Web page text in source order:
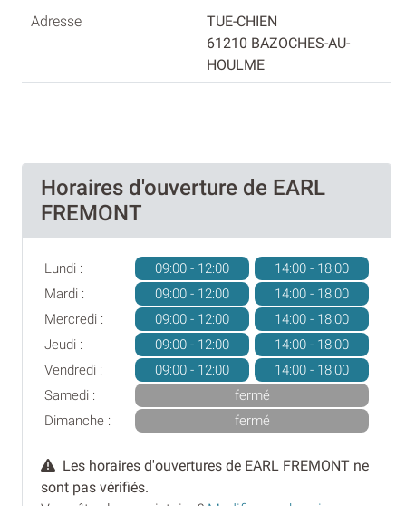
TUE-CHIEN
61210 BAZOCHES-AU-
HOULME
Horaires d'ouverture de EARL
FREMONT
Lundi : 09:00 - 12:00
14:00 - 18:00
Mardi :
09:00 - 12:00
14:00 - 18:00
Mercredi :
09:00 - 12:00
14:00 - 18:00
Jeudi :
09:00 - 12:00
14:00 - 18:00
Vendredi :
09:00 - 12:00
14:00 - 18:00
Samedi :
fermé
Dimanche :
fermé
Les horaires d'ouvertures de EARL FREMONT ne
sont pas vérifiés.